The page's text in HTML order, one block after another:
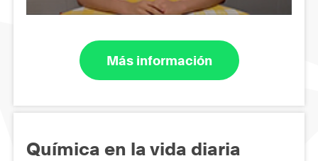
Más información
Química en la vida diaria